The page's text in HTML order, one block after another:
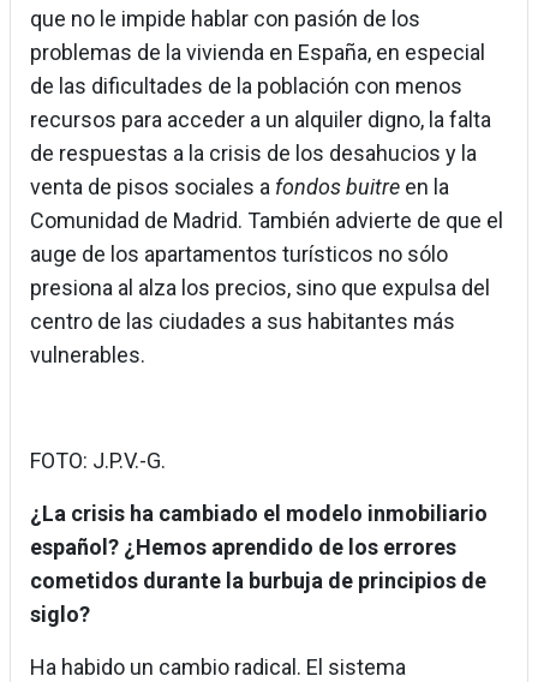
que no le impide hablar con pasión de los
problemas de la vivienda en España, en especial
de las dificultades de la población con menos
recursos para acceder a un alquiler digno, la falta
de respuestas a la crisis de los desahucios y la
venta de pisos sociales a fondos buitre en la
Comunidad de Madrid. También advierte de que el
auge de los apartamentos turísticos no sólo
presiona al alza los precios, sino que expulsa del
centro de las ciudades a sus habitantes más
vulnerables.
FOTO: J.P.V.-G.
¿La crisis ha cambiado el modelo inmobiliario
español? ¿Hemos aprendido de los errores
cometidos durante la burbuja de principios de
siglo?
Ha habido un cambio radical. El sistema